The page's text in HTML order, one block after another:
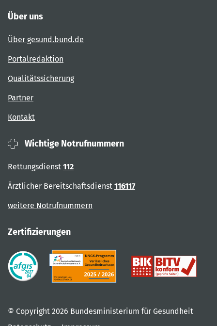
Über uns
Über gesund.bund.de
Portalredaktion
Qualitätssicherung
Partner
Kontakt
Wichtige Notrufnummern
Rettungsdienst 112
Ärztlicher Bereitschaftsdienst 116117
weitere Notrufnummern
Zertifizierungen
© Copyright 2026 Bundesministerium für Gesundheit